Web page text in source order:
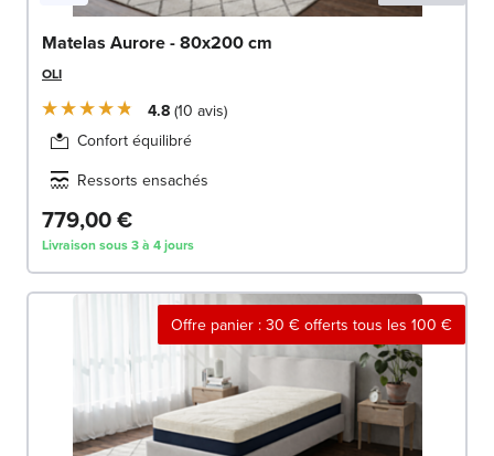
Matelas Aurore - 80x200 cm
OLI
4.8 10 avis
Confort équilibré
Ressorts ensachés
779,00 €
Livraison sous 3 à 4 jours
Offre panier : 30 € offerts tous les 100 €